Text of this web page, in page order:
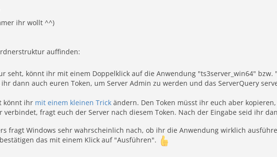
ihr wollt ^^)
auffinden:
seht, könnt ihr mit einem Doppelklick auf die Anwendung "ts3server_win64" bzw.
dann auch euren Token, um Server Admin zu werden und das ServerQuery
könnt ihr mit einem kleinen Trick ändern. Den Token müsst ihr euch aber
verbindet, fragt euch der Server nach diesem Token. Nach der Eingabe seid ihr
fragt Windows sehr wahrscheinlich nach, ob ihr die Anwendung wirklich
das mit einem Klick auf "Ausführen".